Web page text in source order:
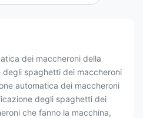
dei maccheroni della
spaghetti dei maccheroni
automatica dei maccheroni
degli spaghetti dei
che fanno la macchina,